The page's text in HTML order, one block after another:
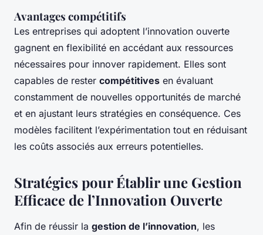
Avantages compétitifs
Les entreprises qui adoptent l’innovation ouverte
gagnent en flexibilité en accédant aux ressources
nécessaires pour innover rapidement. Elles sont
capables de rester compétitives en évaluant
constamment de nouvelles opportunités de marché
et en ajustant leurs stratégies en conséquence. Ces
modèles facilitent l’expérimentation tout en réduisant
les coûts associés aux erreurs potentielles.
Stratégies pour Établir une Gestion
Efficace de l’Innovation Ouverte
Afin de réussir la gestion de l’innovation, les